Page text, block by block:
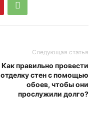
Следующая статья
Как правильно провести
отделку стен с помощью
обоев, чтобы они
прослужили долго?